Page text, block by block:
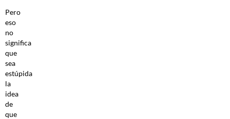
Pero
eso
no
significa
que
sea
estúpida
la
idea
de
que